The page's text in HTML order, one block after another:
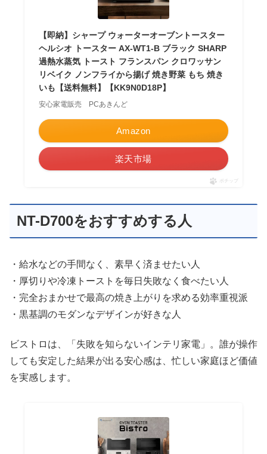
【即納】シャープ ウォーターオーブントースター
ヘルシオ トースター AX-WT1-B ブラック SHARP
過熱水蒸気 トースト フランスパン クロワッサン
リベイク ノンフライから揚げ 焼き野菜 もち 焼き
いも【送料無料】【KK9N0D18P】
安心家電販売 PCあきんど
Amazon
楽天市場
ポチップ
NT-D700をおすすめする人
・給水などの手間なく、素早く済ませたい人
・厚切りや冷凍トーストを毎日失敗なく食べたい人
・完全おまかせで最高の焼き上がりを求める効率重視派
・黒基調のモダンなデザインが好きな人
ビストロは、「失敗を知らないインテリ家電」。誰が操作
しても安定した結果が出る安心感は、忙しい家庭ほど価値
を実感します。